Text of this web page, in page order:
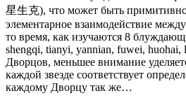
星生克), что может быть
элементарное взаимодействие
то время, как изучаются 8
shengqi, tianyi, yannian, fuwei,
Дворцов, меньшее внимание
каждой звезде соответствует
каждому Дворцу так же…